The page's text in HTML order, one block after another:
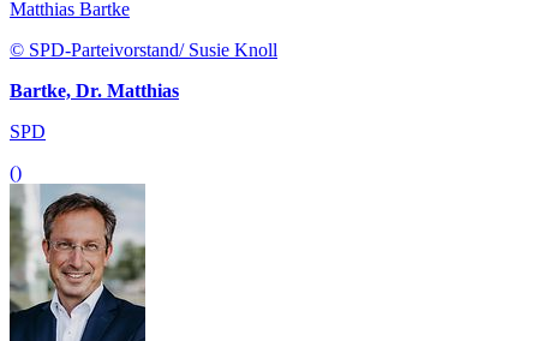
Matthias Bartke
© SPD-Parteivorstand/ Susie Knoll
Bartke, Dr. Matthias
SPD
()